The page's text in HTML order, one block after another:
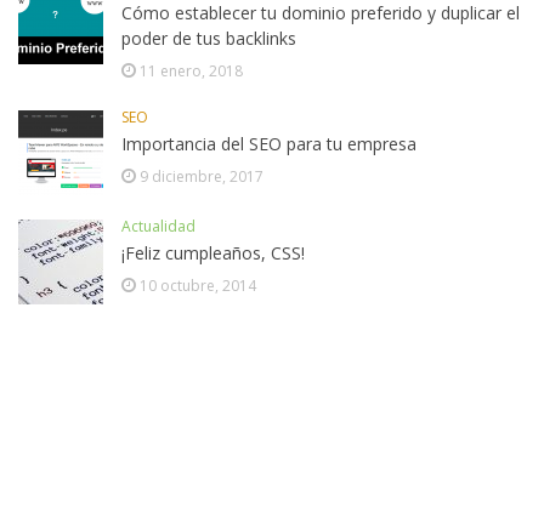
Cómo establecer tu dominio preferido y duplicar el
poder de tus backlinks
11 enero, 2018
SEO
Importancia del SEO para tu empresa
9 diciembre, 2017
Actualidad
¡Feliz cumpleaños, CSS!
10 octubre, 2014